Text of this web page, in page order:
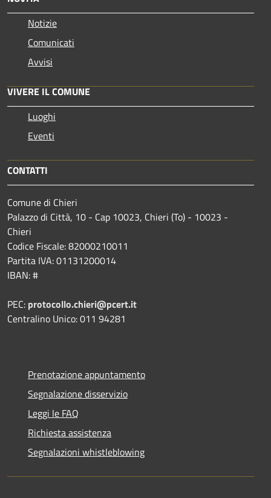
Notizie
Comunicati
Avvisi
VIVERE IL COMUNE
Luoghi
Eventi
CONTATTI
Comune di Chieri
Palazzo di Città, 10 - Cap 10023, Chieri (To) - 10023 -
Chieri
Codice Fiscale: 82000210011
Partita IVA: 01131200014
IBAN: #
PEC: protocollo.chieri@pcert.it
Centralino Unico: 011 94281
Prenotazione appuntamento
Segnalazione disservizio
Leggi le FAQ
Richiesta assistenza
Segnalazioni whistleblowing